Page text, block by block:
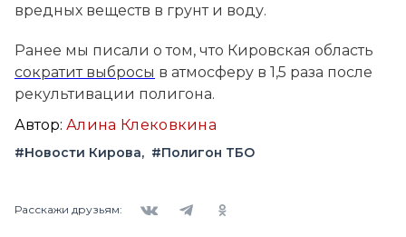
вредных веществ в грунт и воду.
Ранее мы писали о том, что Кировская область
сократит выбросы в атмосферу в 1,5 раза после
рекультивации полигона.
Автор: Алина Клековкина
#Новости Кирова #Полигон ТБО
Расскажи друзьям: